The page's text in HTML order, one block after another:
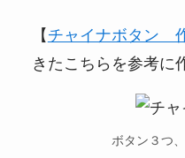
【 チャイナボタン
きたこちらを参考に
ボタン３つ